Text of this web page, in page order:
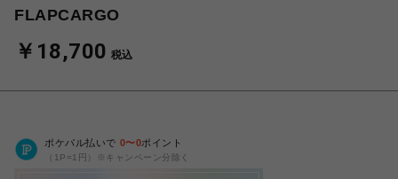
FLAPCARGO
￥18,700 税込
ポケパル払いで 0〜0ポイント
（1P=1円）※キャンペーン分除く